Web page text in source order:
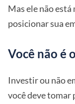
Mas ele não
posicionar sua
Você não é
Investir ou não
você deve tomar